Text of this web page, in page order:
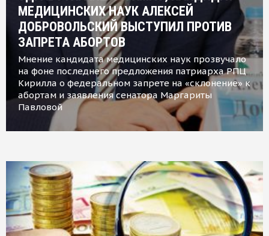
МЕДИЦИНСКИХ НАУК АЛЕКСЕЙ
ДОБРОВОЛЬСКИЙ ВЫСТУПИЛ ПРОТИВ
ЗАПРЕТА АБОРТОВ
Мнение кандидата медицинских наук прозвучало
на фоне последнего предложения патриарха РПЦ
Кирилла о федеральном запрете на «склонение» к
абортам и заявления сенатора Маргариты
Павловой